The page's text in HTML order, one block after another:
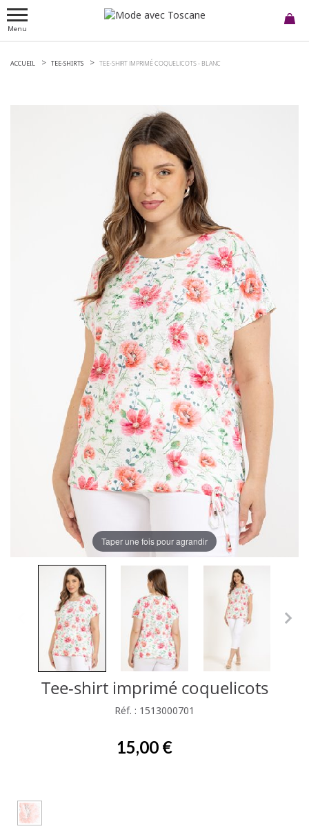
Menu
ACCUEIL TEE-SHIRTS TEE-SHIRT IMPRIMÉ COQUELICOTS - BLANC
Taper une fois pour agrandir
Tee-shirt imprimé coquelicots
Réf. : 1513000701
15,00 €